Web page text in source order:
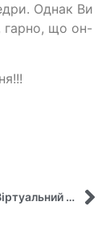
Однак Ви
гарно, що он-
Унікальний Віртуальний навчальний модуль США-Україна розпочато!